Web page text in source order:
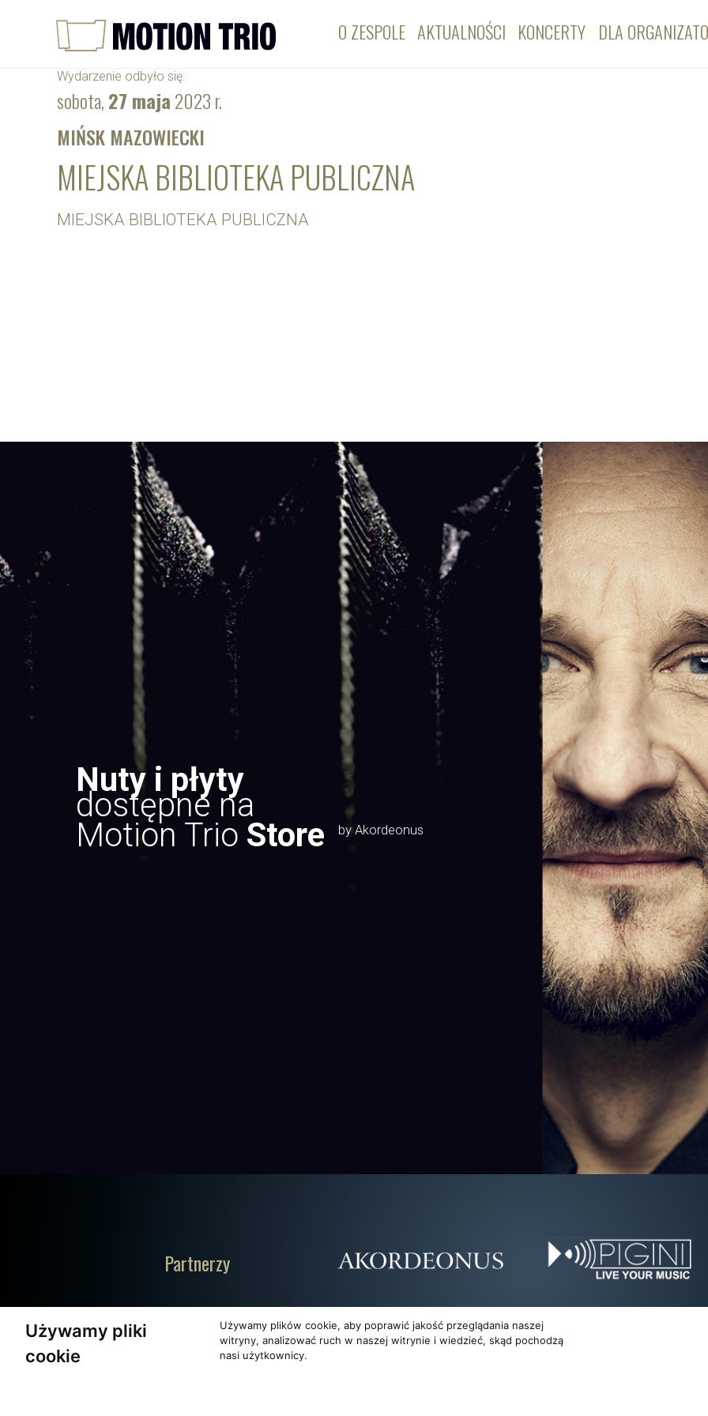
Używamy pliki
cookie
Używamy plików cookie, aby poprawić jakość przeglądania naszej
witryny, analizować ruch w naszej witrynie i wiedzieć, skąd pochodzą
nasi użytkownicy.
O ZESPOLE AKTUALNOŚCI KONCERTY DLA
Wydarzenie odbyło się:
sobota,27 maja2023 r.
MIŃSK MAZOWIECKI
MIEJSKA BIBLIOTEKA PUBLICZNA
MIEJSKA BIBLIOTEKA PUBLICZNA
Nuty i płyty
dostępne na
Motion Trio Store by Akordeonus
Partnerzy